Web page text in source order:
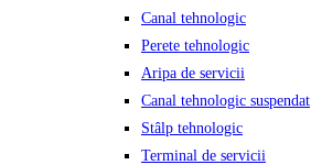
Canal tehnologic
Perete tehnologic
Aripa de servicii
Canal tehnologic suspendat
Stâlp tehnologic
Terminal de servicii